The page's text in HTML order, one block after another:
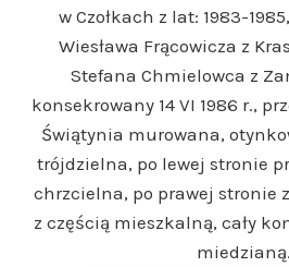
w Czołkach z lat: 1983-
Wiesława Frącowicza z
Stefana Chmielowca z
konsekrowany 14 VI 1986 r.,
Świątynia murowana,
trójdzielna, po lewej stronie
chrzcielna, po prawej stronie
z częścią mieszkalną, cały
miedzianą.